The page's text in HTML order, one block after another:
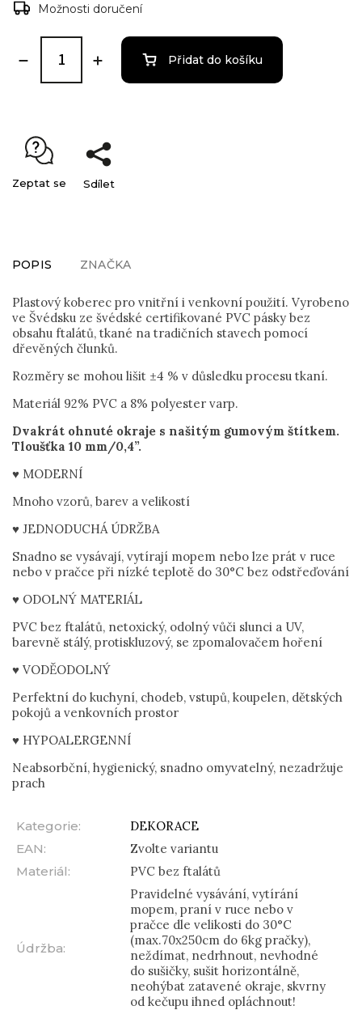
Možnosti doručení
Přidat do košíku
Zeptat se Sdílet
POPIS ZNAČKA
Plastový koberec pro vnitřní i venkovní použití. Vyrobeno
ve Švédsku ze švédské certifikované PVC pásky bez
obsahu ftalátů, tkané na tradičních stavech pomocí
dřevěných člunků.
Rozměry se mohou lišit ±4 % v důsledku procesu tkaní.
Materiál 92% PVC a 8% polyester varp.
Dvakrát ohnuté okraje s našitým gumovým štítkem.
Tloušťka 10 mm/0,4”.
♥ MODERNÍ
Mnoho vzorů, barev a velikostí
♥ JEDNODUCHÁ ÚDRŽBA
Snadno se vysávají, vytírají mopem nebo lze prát v ruce
nebo v pračce při nízké teplotě do 30°C bez odstřeďování
♥ ODOLNÝ MATERIÁL
PVC bez ftalátů, netoxický, odolný vůči slunci a UV,
barevně stálý, protiskluzový, se zpomalovačem hoření
♥ VODĚODOLNÝ
Perfektní do kuchyní, chodeb, vstupů, koupelen, dětských
pokojů a venkovních prostor
♥ HYPOALERGENNÍ
Neabsorbční, hygienický, snadno omyvatelný, nezadržuje
prach
Kategorie:
DEKORACE
EAN:
Zvolte variantu
Materiál: PVC bez ftalátů
Údržba:
Pravidelné vysávání, vytírání
mopem, praní v ruce nebo v
pračce dle velikosti do 30°C
(max.70x250cm do 6kg pračky),
neždímat, nedrhnout, nevhodné
do sušičky, sušit horizontálně,
neohýbat zatavené okraje, skvrny
od kečupu ihned opláchnout!